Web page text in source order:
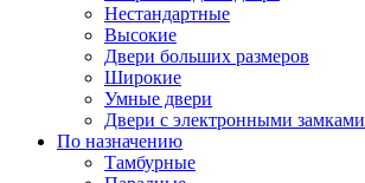
Нестандартные
Высокие
Двери больших размеров
Широкие
Умные двери
Двери с электронными замками
По назначению
Тамбурные